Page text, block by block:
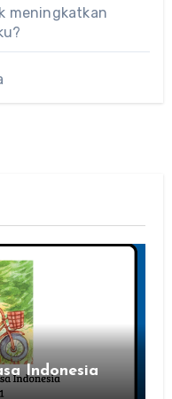
meningkatkan
Indonesia